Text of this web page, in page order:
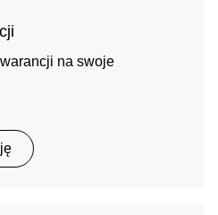
na swoje